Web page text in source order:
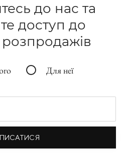
до нас та
доступ до
Для неї